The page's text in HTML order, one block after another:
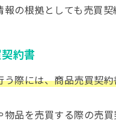
報の根拠としても売買
約書
う際には、商品売買契
物品を売買する際の売